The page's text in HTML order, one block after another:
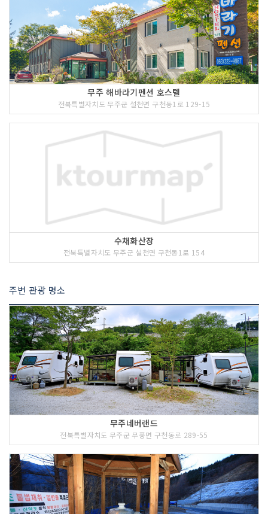
무주 해바라기펜션 호스텔
전북특별자치도 무주군 설천면 구천동1로 129-15
수채화산장
전북특별자치도 무주군 설천면 구천동1로 154
주변 관광 명소
무주네버랜드
전북특별자치도 무주군 무풍면 구천동로 289-55